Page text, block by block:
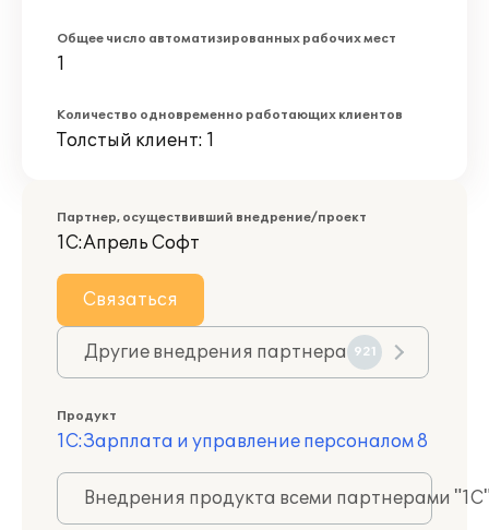
Общее число автоматизированных рабочих мест
1
Количество одновременно работающих клиентов
Толстый клиент: 1
Партнер, осуществивший внедрение/проект
1С:Апрель Софт
Связаться
Другие внедрения партнера 921
Продукт
1С:Зарплата и управление персоналом 8
Внедрения продукта всеми партнерами